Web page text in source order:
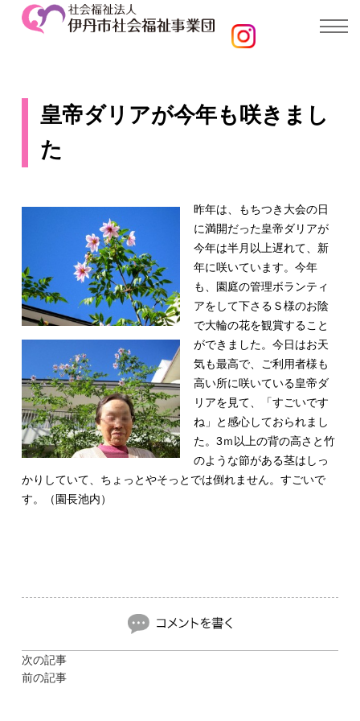
皇帝ダリアが今年も咲きまし
た
昨年は、もちつき大会の日
に満開だった皇帝ダリアが
今年は半月以上遅れて、新
年に咲いています。今年
も、園庭の管理ボランティ
アをして下さるＳ様のお陰
で大輪の花を観賞すること
ができました。今日はお天
気も最高で、ご利用者様も
高い所に咲いている皇帝ダ
リアを見て、「すごいです
ね」と感心しておられまし
た。3ｍ以上の背の高さと竹
のような節がある茎はしっ
かりしていて、ちょっとやそっとでは倒れません。すごいで
す。（園長池内）
次の記事
前の記事